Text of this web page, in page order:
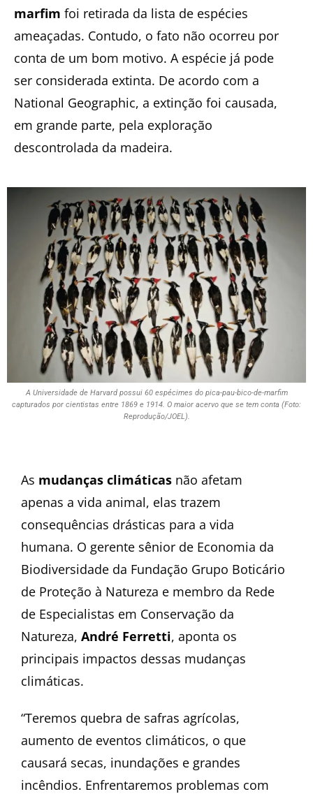
marfim foi retirada da lista de espécies
ameaçadas. Contudo, o fato não ocorreu por
conta de um bom motivo. A espécie já pode
ser considerada extinta. De acordo com a
National Geographic, a extinção foi causada,
em grande parte, pela exploração
descontrolada da madeira.
A Universidade de Harvard possui 60 espécimes do pica-pau-bico-de-marfim
capturados por cientistas entre 1869 e 1914. O maior acervo que se tem conta (Foto:
Reprodução/JOEL).
As mudanças climáticas não afetam
apenas a vida animal, elas trazem
consequências drásticas para a vida
humana. O gerente sênior de Economia da
Biodiversidade da Fundação Grupo Boticário
de Proteção à Natureza e membro da Rede
de Especialistas em Conservação da
Natureza, André Ferretti, aponta os
principais impactos dessas mudanças
climáticas.
“Teremos quebra de safras agrícolas,
aumento de eventos climáticos, o que
causará secas, inundações e grandes
incêndios. Enfrentaremos problemas com